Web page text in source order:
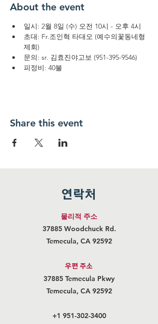
About the event
일시: 2월 8일 (수) 오전 10시 - 오후 4시
초대: Fr.조인혁 타대오 (예수의꽃동네형
제회)
문의: sr. 김효진야고보 (951-395-9546)
피정비: 40불
Share this event
연락처
물리적 주소
37885 Woodchuck Rd.
Temecula, CA 92592
우편 주소
37885 Temecula Pkwy
Temecula, CA 92592
+1 951-302-3400